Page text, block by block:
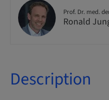
Prof. Dr. med.
Ronald
Description